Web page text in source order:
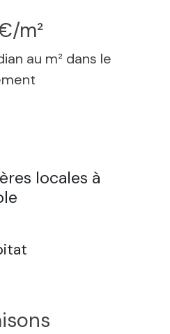
m²
au m² dans le
locales à